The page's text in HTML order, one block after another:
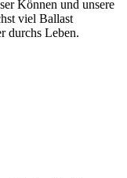
Können und unsere
viel Ballast
durchs Leben.